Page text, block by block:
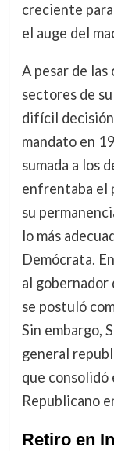
creciente
el auge del
A pesar de
sectores de
difícil decisión
mandato en
sumada a los
enfrentaba el
su
lo más
Demócrata.
al gobernador
se postuló
Sin embargo,
general
que consolidó
Republicano
Retiro en